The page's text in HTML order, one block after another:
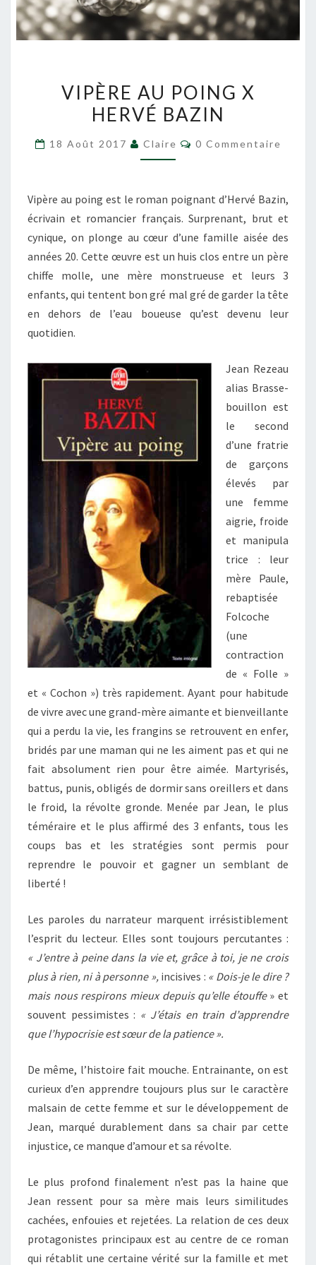
AU
POING
HERVÉ
VIPÈRE AU POING X
HERVÉ BAZIN
18 Août 2017 Claire Commentaires
0 Commentaire
Vipère au poing est le roman poignant d’Hervé Bazin,
écrivain et romancier français. Surprenant, brut et
cynique, on plonge au cœur d’une famille aisée des
années 20. Cette œuvre est un huis clos entre un père
chiffe molle, une mère monstrueuse et leurs 3
enfants, qui tentent bon gré mal gré de garder la tête
en dehors de l’eau boueuse qu’est devenu leur
quotidien.
Jean Rezeau
alias Brasse-
bouillon est
le second
d’une fratrie
de garçons
élevés par
une femme
aigrie, froide
et manipula
trice : leur
mère Paule,
rebaptisée
Folcoche
(une
contraction
de « Folle »
et « Cochon ») très rapidement. Ayant pour habitude
de vivre avec une grand-mère aimante et bienveillante
qui a perdu la vie, les frangins se retrouvent en enfer,
bridés par une maman qui ne les aiment pas et qui ne
fait absolument rien pour être aimée. Martyrisés,
battus, punis, obligés de dormir sans oreillers et dans
le froid, la révolte gronde. Menée par Jean, le plus
téméraire et le plus affirmé des 3 enfants, tous les
coups bas et les stratégies sont permis pour
reprendre le pouvoir et gagner un semblant de
liberté !
Les paroles du narrateur marquent irrésistiblement
l’esprit du lecteur. Elles sont toujours percutantes :
« J’entre à peine dans la vie et, grâce à toi, je ne crois
plus à rien, ni à personne »,incisives : « Dois-je le dire ?
mais nous respirons mieux depuis qu’elle étouffe» et
souvent pessimistes : « J’étais en train d’apprendre
que l’hypocrisie est sœur de la patience ».
De même, l’histoire fait mouche. Entrainante, on est
curieux d’en apprendre toujours plus sur le caractère
malsain de cette femme et sur le développement de
Jean, marqué durablement dans sa chair par cette
injustice, ce manque d’amour et sa révolte.
Le plus profond finalement n’est pas la haine que
Jean ressent pour sa mère mais leurs similitudes
cachées, enfouies et rejetées. La relation de ces deux
protagonistes principaux est au centre de ce roman
qui rétablit une certaine vérité sur la famille et met